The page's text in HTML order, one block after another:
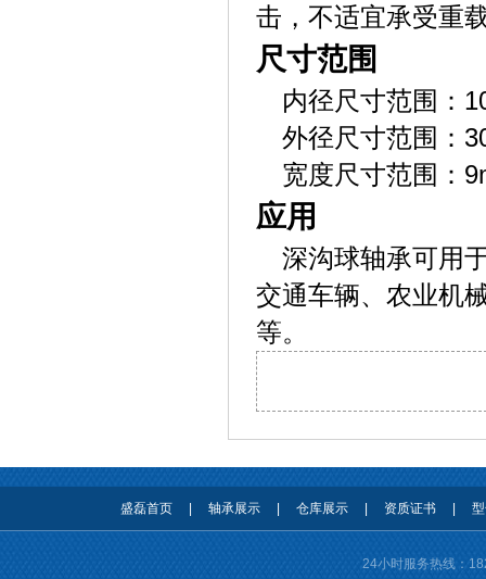
击，不适宜承受重
尺寸范围
内径尺寸范围：
外径尺寸范围：
宽度尺寸范围：
应用
深沟球轴承可用
交通车辆、农业机
等。
盛磊首页 轴承展示 仓库展示 资质证书
24小时服务热线：